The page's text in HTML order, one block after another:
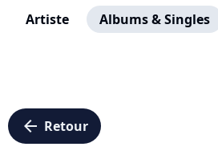
Artiste Albums & Singles
arrow_left Retour